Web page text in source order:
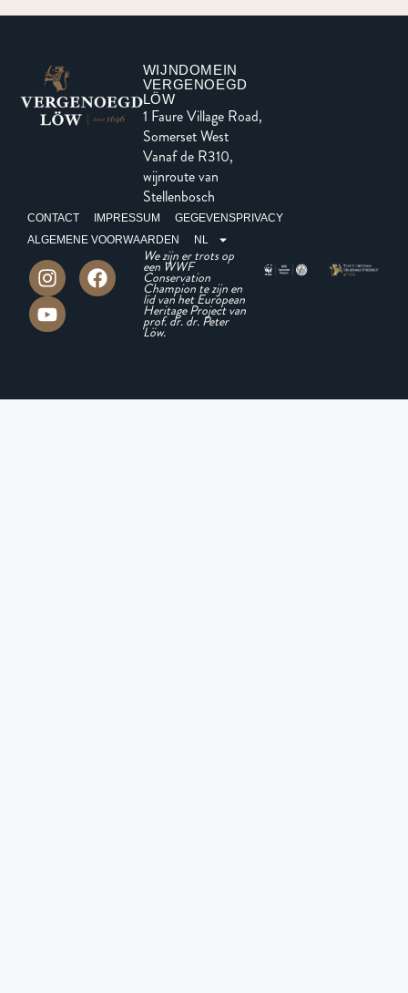
WIJNDOMEIN
VERGENOEGD
LÖW
1 Faure Village Road,
Somerset West
Vanaf de R310,
wijnroute van
Stellenbosch
CONTACT IMPRESSUM
GEGEVENSPRIVACY
ALGEMENE VOORWAARDEN
NL
We zijn er trots op
een WWF
Conservation
Champion te zijn en
lid van het European
Heritage Project van
prof. dr. dr. Peter
Löw.